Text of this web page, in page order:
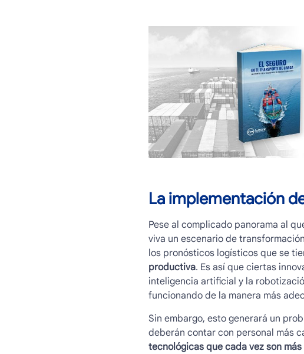
La implementación
Pese al complicado panorama al
viva un escenario de
los pronósticos logísticos que se
productiva. Es así que ciertas
inteligencia artificial y la
funcionando de la manera más
Sin embargo, esto generará un
deberán contar con personal más
tecnológicas que cada vez son